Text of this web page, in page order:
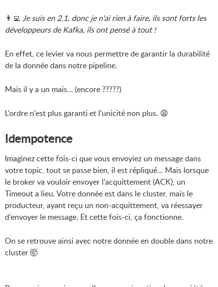
👨‍💻 Je suis en 2.1, donc je n'ai rien à faire, ils sont forts les
développeurs de Kafka, ils ont pensé à tout !
En effet, ce levier va nous permettre de garantir la durabilité
de la donnée dans notre pipeline.
Mais il y a un mais... (encore ?????)
L'ordre n'est plus garanti et l'unicité non plus. 😩
Idempotence
Imaginez cette fois-ci que vous envoyiez un message dans
votre topic, tout se passe bien, il est répliqué... Mais lorsque
le broker va vouloir envoyer l'acquittement (ACK), un
Timeout a lieu. Votre donnée est dans le cluster, mais le
producteur, ayant reçu un non-acquittement, va réessayer
d'envoyer le message. Et cette fois-ci, ça fonctionne.
On se retrouve ainsi avec notre donnée en double dans notre
cluster 🤯